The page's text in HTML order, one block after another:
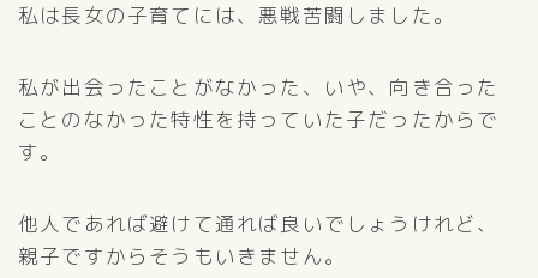
私は長女の子育てには、悪戦苦闘しました。
私が出会ったことがなかった、いや、向き合った
ことのなかった特性を持っていた子だったからで
す。
他人であれば避けて通れば良いでしょうけれど、
親子ですからそうもいきません。